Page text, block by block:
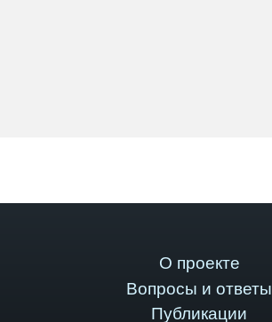
О проекте
Вопросы и ответы
Публикации